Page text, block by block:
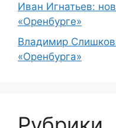
Иван Игнатьев:
«Оренбурге»
Владимир
«Оренбурга»